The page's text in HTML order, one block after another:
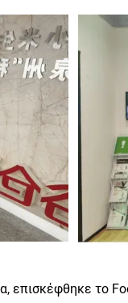
επισκέφθηκε το